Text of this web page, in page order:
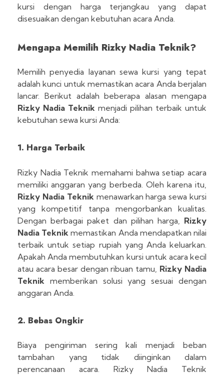
kursi dengan harga terjangkau yang dapat
disesuaikan dengan kebutuhan acara Anda.
Mengapa Memilih Rizky Nadia Teknik?
Memilih penyedia layanan sewa kursi yang tepat
adalah kunci untuk memastikan acara Anda berjalan
lancar. Berikut adalah beberapa alasan mengapa
Rizky Nadia Teknik menjadi pilihan terbaik untuk
kebutuhan sewa kursi Anda:
1. Harga Terbaik
Rizky Nadia Teknik memahami bahwa setiap acara
memiliki anggaran yang berbeda. Oleh karena itu,
Rizky Nadia Teknik menawarkan harga sewa kursi
yang kompetitif tanpa mengorbankan kualitas.
Dengan berbagai paket dan pilihan harga, Rizky
Nadia Teknik memastikan Anda mendapatkan nilai
terbaik untuk setiap rupiah yang Anda keluarkan.
Apakah Anda membutuhkan kursi untuk acara kecil
atau acara besar dengan ribuan tamu, Rizky Nadia
Teknik memberikan solusi yang sesuai dengan
anggaran Anda.
2. Bebas Ongkir
Biaya pengiriman sering kali menjadi beban
tambahan yang tidak diinginkan dalam
perencanaan acara. Rizky Nadia Teknik